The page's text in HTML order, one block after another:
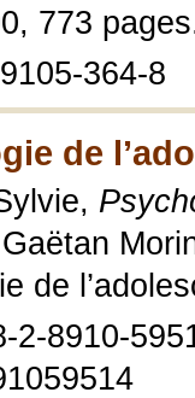
773
364-8
de
de
2-8910-